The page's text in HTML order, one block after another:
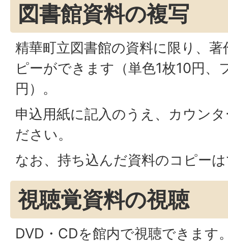
図書館資料の複写
精華町立図書館の資料に限り、
ピーができます（単色1枚10円、
円）。
申込用紙に記入のうえ、カウン
ださい。
なお、持ち込んだ資料のコピー
視聴覚資料の視聴
DVD・CDを館内で視聴できます